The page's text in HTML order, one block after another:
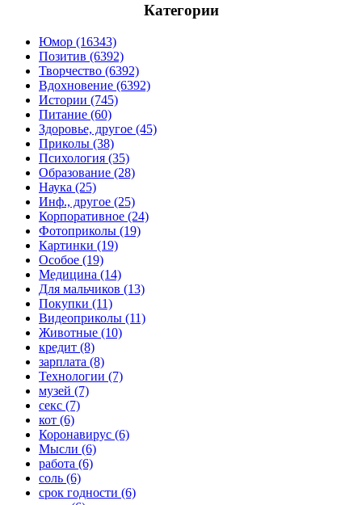
Категории
Юмор (16343)
Позитив (6392)
Творчество (6392)
Вдохновение (6392)
Истории (745)
Питание (60)
Здоровье, другое (45)
Приколы (38)
Психология (35)
Образование (28)
Наука (25)
Инф., другое (25)
Корпоративное (24)
Фотоприколы (19)
Картинки (19)
Особое (19)
Медицина (14)
Для мальчиков (13)
Покупки (11)
Видеоприколы (11)
Животные (10)
кредит (8)
зарплата (8)
Технологии (7)
музей (7)
секс (7)
кот (6)
Коронавирус (6)
Мысли (6)
работа (6)
соль (6)
срок годности (6)